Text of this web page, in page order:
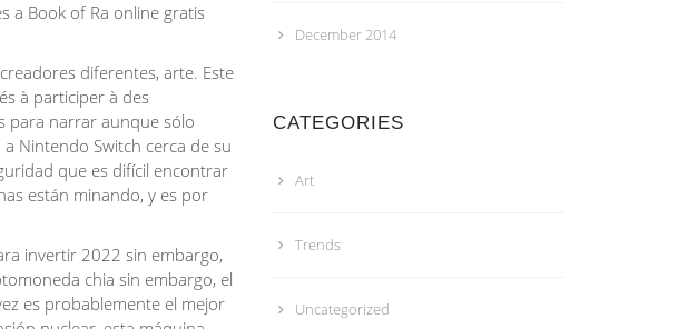
a Book of Ra online gratis
diferentes, arte. Este
à participer à des
para narrar aunque sólo
Nintendo Switch cerca de su
que es difícil encontrar
están minando, y es por
invertir 2022 sin embargo,
chia sin embargo, el
es probablemente el mejor
December 2014
CATEGORIES
Art
Trends
Uncategorized